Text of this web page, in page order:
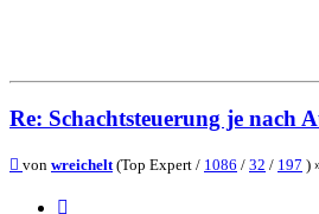
Re: Schachtsteuerung je nach
Beitrag
von wreichelt(Top Expert / 1086 / 32 / 197 )